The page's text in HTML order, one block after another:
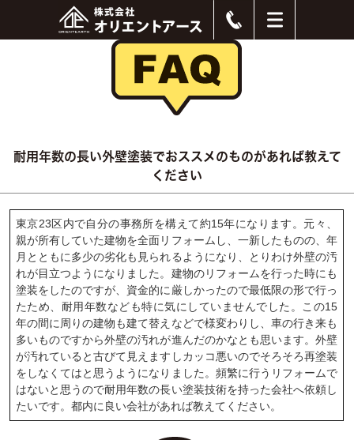
耐用年数の長い外壁塗装でおススメのものがあれば教えて
ください
東京23区内で自分の事務所を構えて約15年になります。元々、
親が所有していた建物を全面リフォームし、一新したものの、年
月とともに多少の劣化も見られるようになり、とりわけ外壁の汚
れが目立つようになりました。建物のリフォームを行った時にも
塗装をしたのですが、資金的に厳しかったので最低限の形で行っ
たため、耐用年数なども特に気にしていませんでした。この15
年の間に周りの建物も建て替えなどで様変わりし、車の行き来も
多いものですから外壁の汚れが進んだのかなとも思います。外壁
が汚れていると古びて見えますしカッコ悪いのでそろそろ再塗装
をしなくてはと思うようになりました。頻繁に行うリフォームで
はないと思うので耐用年数の長い塗装技術を持った会社へ依頼し
たいです。都内に良い会社があれば教えてください。